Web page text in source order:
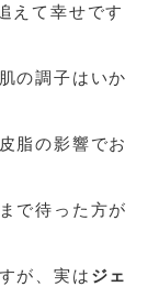
えて幸せです
の調子はいか
脂の影響でお
で待った方が
が、実は ジェ